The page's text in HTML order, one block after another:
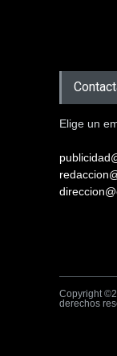
Elige un
Copyright
derechos